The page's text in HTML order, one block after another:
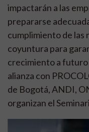
impactarán a las
prepararse
cumplimiento de las
coyuntura para
crecimiento a futuro
alianza con
de Bogotá, ANDI,
organizan el